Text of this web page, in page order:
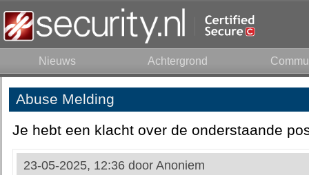
Nieuws Achtergrond
Abuse Melding
Je hebt een klacht over de onderstaande
23-05-2025, 12:36 door Anoniem